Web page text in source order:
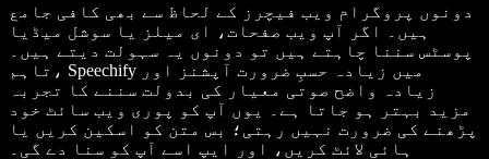
دونوں پروگرام ویب فیچرز کے لحاظ سے بھی کافی جامع
ہیں۔ اگر آپ ویب صفحات، ای میلز یا سوشل میڈیا
پوسٹس سننا چاہتے ہیں تو دونوں یہ سہولت دیتے ہیں۔
تاہم، Speechify میں زیادہ حسبِ ضرورت آپشنز اور
زیادہ واضح صوتی معیار کی بدولت سننے کا تجربہ
مزید بہتر ہو جاتا ہے۔ یوں آپ کو پوری ویب سائٹ خود
پڑھنے کی ضرورت نہیں رہتی؛ بس متن کو اسکین کریں یا
ہائی لائٹ کریں، اور ایپ اسے آپ کو سنا دے گی۔